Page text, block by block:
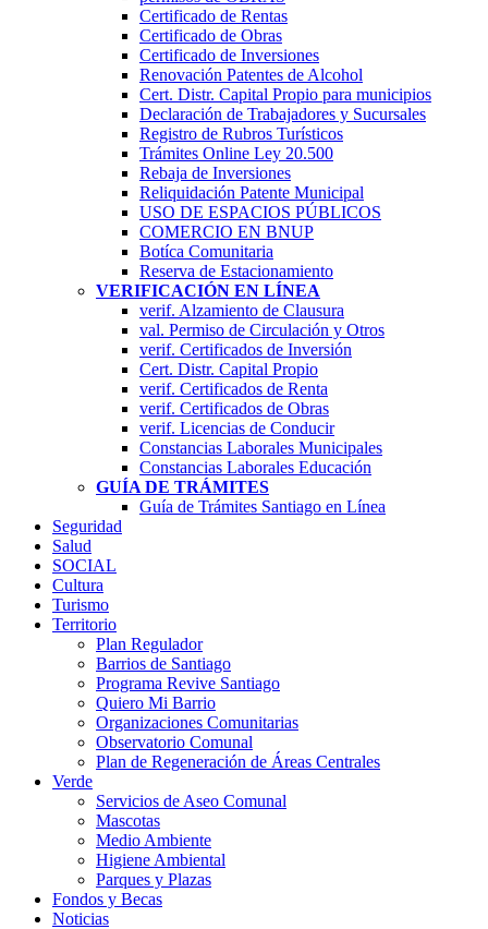
Certificado de Rentas
Certificado de Obras
Certificado de Inversiones
Renovación Patentes de Alcohol
Cert. Distr. Capital Propio para municipios
Declaración de Trabajadores y Sucursales
Registro de Rubros Turí­sticos
Trámites Online Ley 20.500
Rebaja de Inversiones
Reliquidación Patente Municipal
USO DE ESPACIOS PÚBLICOS
COMERCIO EN BNUP
Botíca Comunitaria
Reserva de Estacionamiento
VERIFICACIÓN EN LÍNEA
verif. Alzamiento de Clausura
val. Permiso de Circulación y Otros
verif. Certificados de Inversión
Cert. Distr. Capital Propio
verif. Certificados de Renta
verif. Certificados de Obras
verif. Licencias de Conducir
Constancias Laborales Municipales
Constancias Laborales Educación
GUÍA DE TRÁMITES
Guía de Trámites Santiago en Línea
Seguridad
Salud
SOCIAL
Cultura
Turismo
Territorio
Plan Regulador
Barrios de Santiago
Programa Revive Santiago
Quiero Mi Barrio
Organizaciones Comunitarias
Observatorio Comunal
Plan de Regeneración de Áreas Centrales
Verde
Servicios de Aseo Comunal
Mascotas
Medio Ambiente
Higiene Ambiental
Parques y Plazas
Fondos y Becas
Noticias